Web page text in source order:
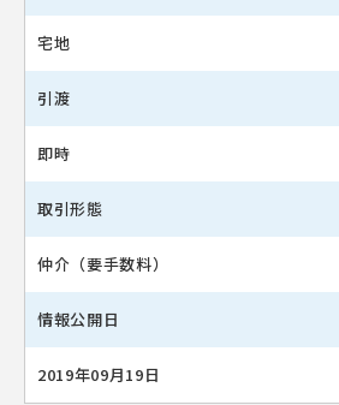
宅地
引渡
即時
取引形態
仲介（要手数料）
情報公開日
2019年09月19日